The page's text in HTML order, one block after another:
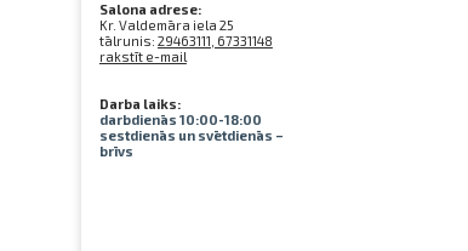
Salona adrese:
Kr. Valdemāra iela 25
tālrunis: 29463111, 67331148
rakstīt e-mail
Darba laiks:
darbdienās 10:00-18:00
sestdienās un svētdienās –
brīvs